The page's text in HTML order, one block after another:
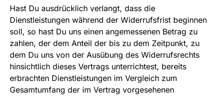
Hast Du ausdrücklich verlangt, dass die
Dienstleistungen während der Widerrufsfrist beginnen
soll, so hast Du uns einen angemessenen Betrag zu
zahlen, der dem Anteil der bis zu dem Zeitpunkt, zu
dem Du uns von der Ausübung des Widerrufsrechts
hinsichtlich dieses Vertrags unterrichtest, bereits
erbrachten Dienstleistungen im Vergleich zum
Gesamtumfang der im Vertrag vorgesehenen